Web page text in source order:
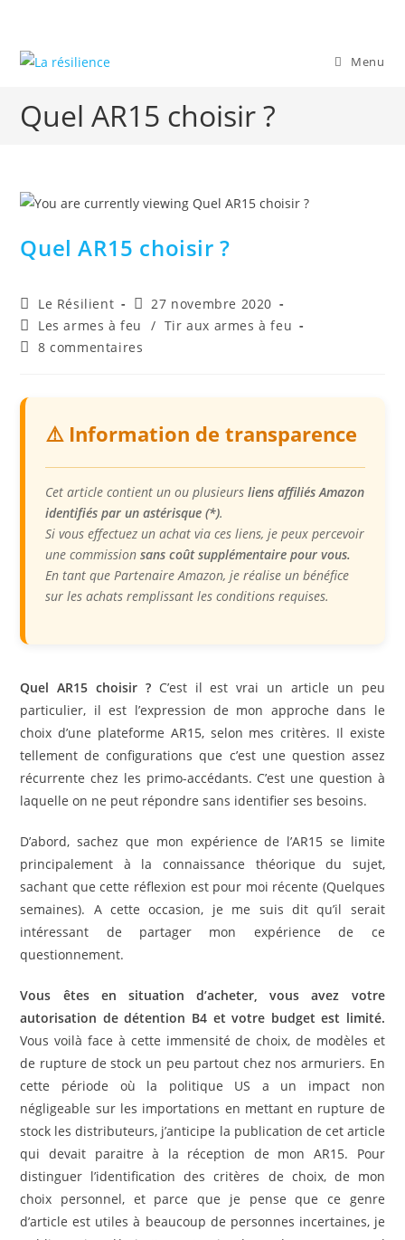
content
Menu
Quel AR15 choisir ?
Quel AR15 choisir ?
Auteur/autrice
de
publication :
Le Résilient
Publication
publiée :
27 novembre 2020
Post
category:
Les armes à feu / Tir aux armes à feu
Commentaires
publication :
8 commentaires
⚠️ Information de transparence
Cet article contient un ou plusieursliens affiliés Amazon
identifiés par un astérisque (*).
Si vous effectuez un achat via ces liens, je peux percevoir
une commissionsans coût supplémentaire pour vous.
En tant que Partenaire Amazon, je réalise un bénéfice
sur les achats remplissant les conditions requises.
Quel AR15 choisir ?C’est il est vrai un article un peu
particulier, il est l’expression de mon approche dans le
choix d’une plateforme AR15, selon mes critères. Il existe
tellement de configurations que c’est une question assez
récurrente chez les primo-accédants. C’est une question à
laquelle on ne peut répondre sans identifier ses besoins.
D’abord, sachez que mon expérience de l’AR15 se limite
principalement à la connaissance théorique du sujet,
sachant que cette réflexion est pour moi récente (Quelques
semaines). A cette occasion, je me suis dit qu’il serait
intéressant de partager mon expérience de ce
questionnement.
Vous êtes en situation d’acheter, vous avez votre
autorisation de détention B4 et votre budget est limité.
Vous voilà face à cette immensité de choix, de modèles et
de rupture de stock un peu partout chez nos armuriers. En
cette période où la politique US a un impact non
négligeable sur les importations en mettant en rupture de
stock les distributeurs, j’anticipe la publication de cet article
qui devait paraitre à la réception de mon AR15. Pour
distinguer l’identification des critères de choix, de mon
choix personnel, et parce que je pense que ce genre
d’article est utiles à beaucoup de personnes incertaines, je